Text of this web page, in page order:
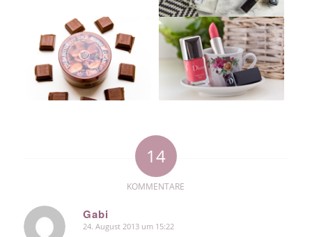
14
KOMMENTARE
Gabi
sagte:
24. August 2013 um 15:22